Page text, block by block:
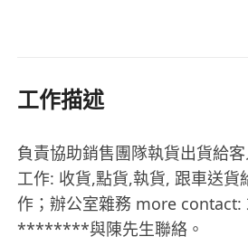
工作描述
負責協助銷售團隊執貨出貨給
工作: 收貨,點貨,執貨, 跟車送貨
作；辦公室雜務 more contact:
********與陳先生聯絡。